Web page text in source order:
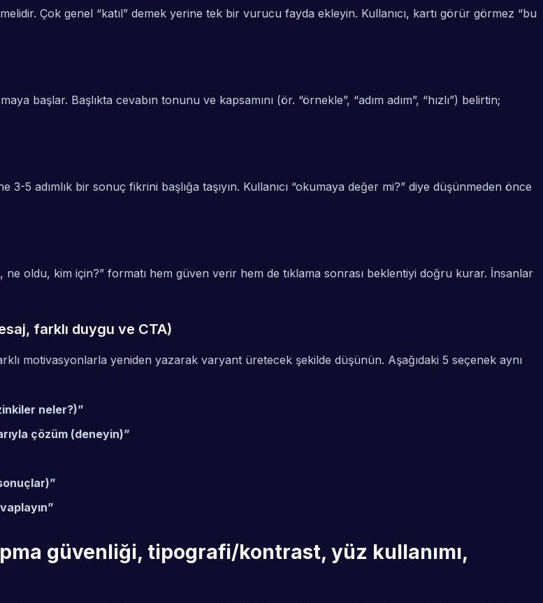
Çok genel “katıl” demek yerine tek bir vurucu fayda ekleyin. Kullanıcı, kartı görür görmez “bu
başlar. Başlıkta cevabın tonunu ve kapsamını (ör. “örnekle”, “adım adım”, “hızlı”) belirtin;
5 adımlık bir sonuç fikrini başlığa taşıyın. Kullanıcı “okumaya değer mi?” diye düşünmeden önce
oldu, kim için?” formatı hem güven verir hem de tıklama sonrası beklentiyi doğru kurar. İnsanlar
farklı duygu ve CTA)
motivasyonlarla yeniden yazarak varyant üretecek şekilde düşünün. Aşağıdaki 5 seçenek aynı
neler?)”
çözüm (deneyin)”
güvenliği, tipografi/kontrast, yüz kullanımı,